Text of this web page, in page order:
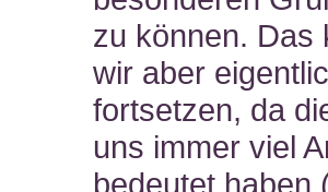
zu können. Das
wir aber
fortsetzen, da
uns immer viel
bedeutet haben